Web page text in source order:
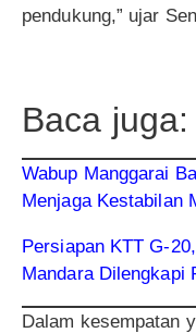
pendukung,” ujar
Baca juga:
Wabup Manggarai
Menjaga Kestabilan
Persiapan KTT G-
Mandara Dilengkapi
Dalam kesempatan